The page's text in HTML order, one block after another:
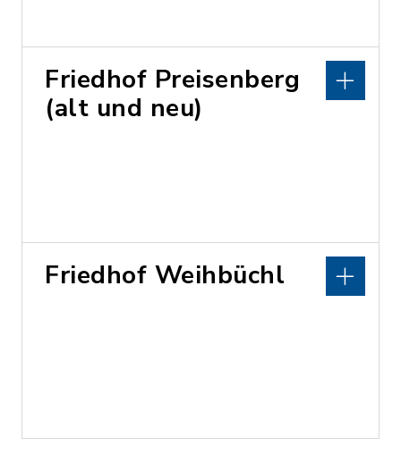
Friedhof Preisenberg
(alt und neu)
Friedhof Weihbüchl